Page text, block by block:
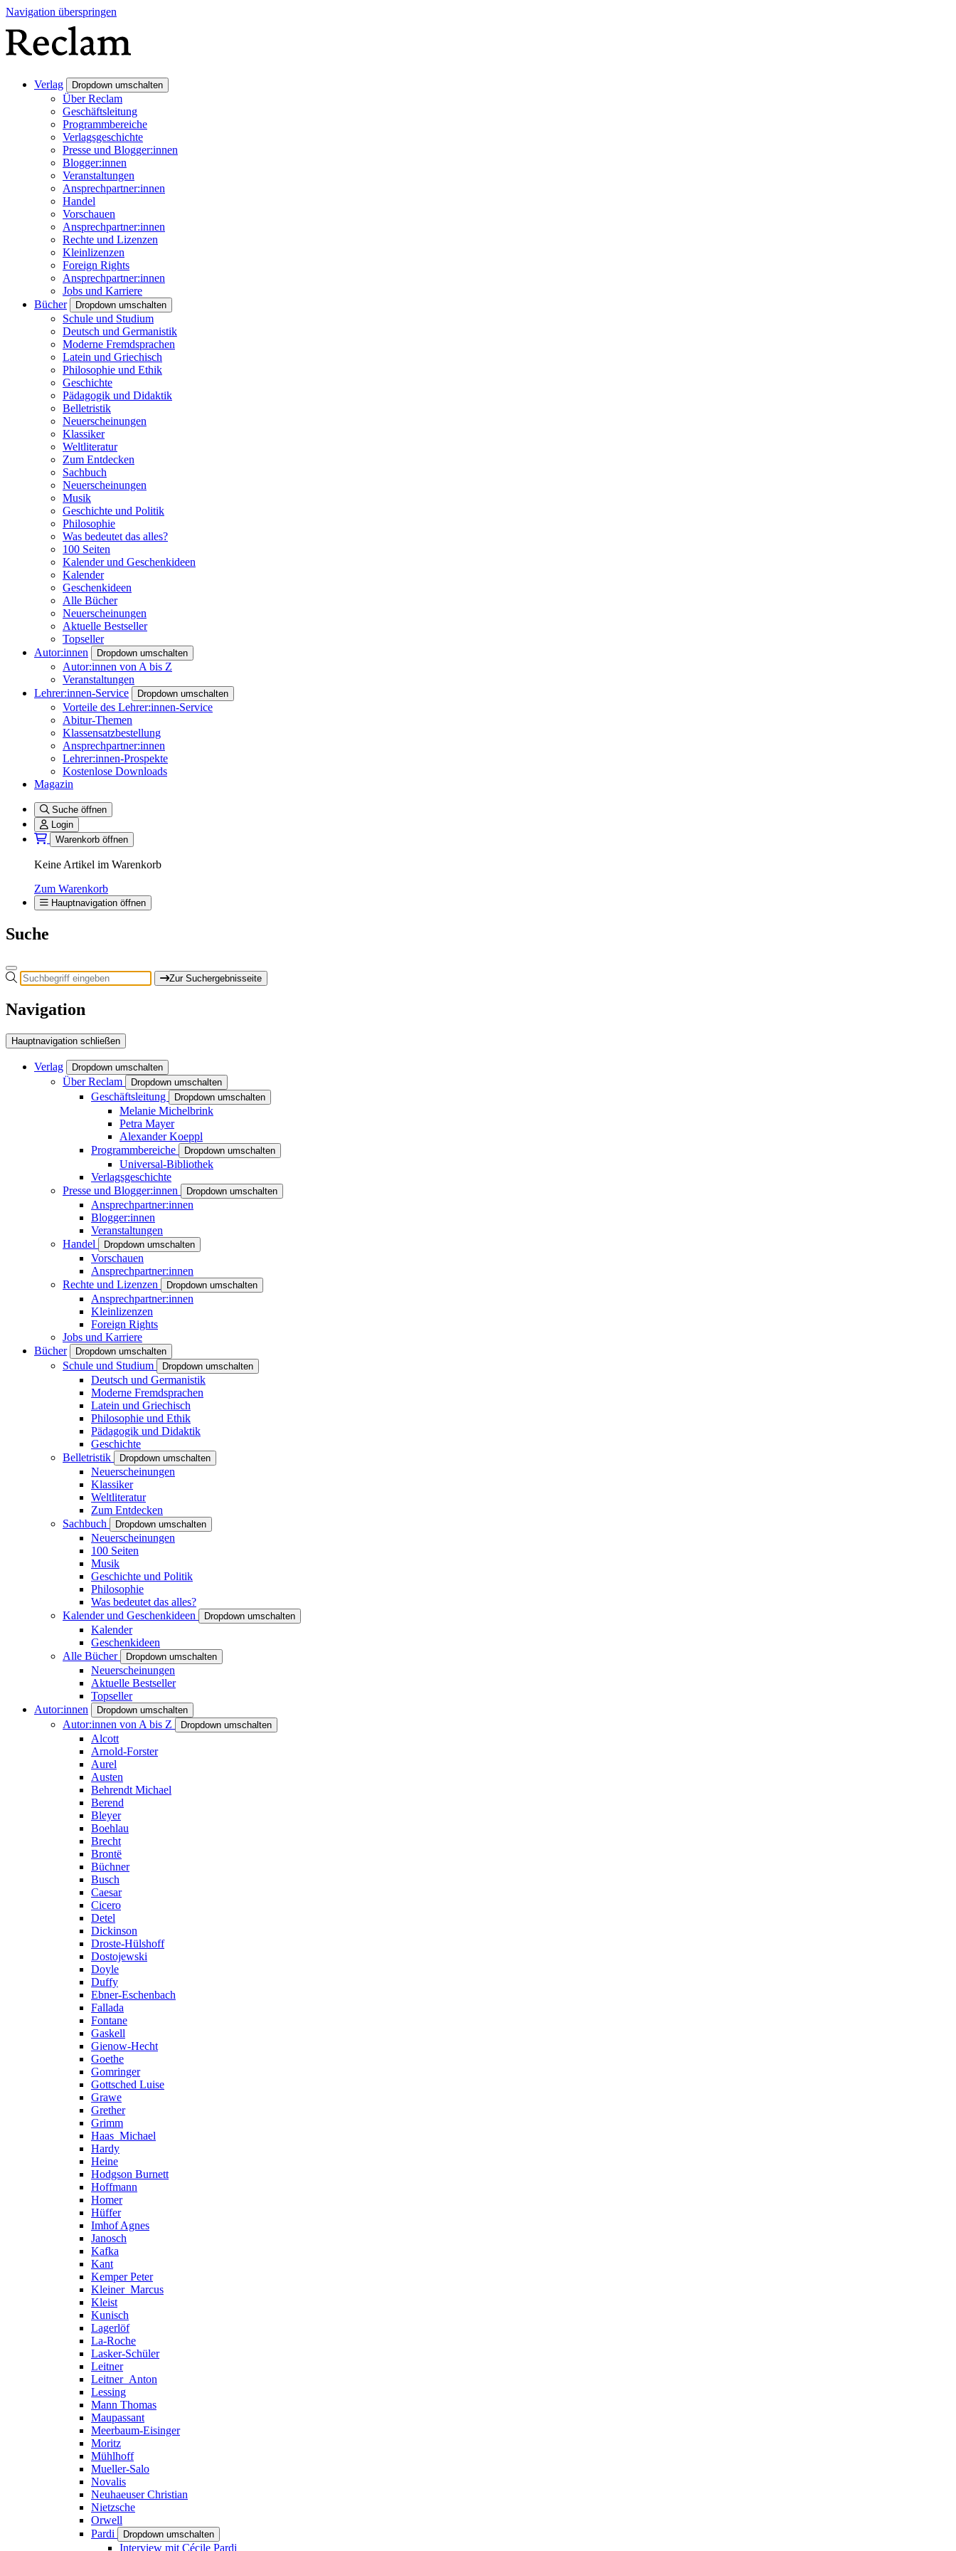
Navigation überspringen
Verlag Dropdown umschalten
Über Reclam
Geschäftsleitung
Programmbereiche
Verlagsgeschichte
Presse und Blogger:innen
Blogger:innen
Veranstaltungen
Ansprechpartner:innen
Handel
Vorschauen
Ansprechpartner:innen
Rechte und Lizenzen
Kleinlizenzen
Foreign Rights
Ansprechpartner:innen
Jobs und Karriere
Bücher
Dropdown umschalten
Schule und Studium
Deutsch und Germanistik
Moderne Fremdsprachen
Latein und Griechisch
Philosophie und Ethik
Geschichte
Pädagogik und Didaktik
Belletristik
Neuerscheinungen
Klassiker
Weltliteratur
Zum Entdecken
Sachbuch
Neuerscheinungen
Musik
Geschichte und Politik
Philosophie
Was bedeutet das alles?
100 Seiten
Kalender und Geschenkideen
Kalender
Geschenkideen
Alle Bücher
Neuerscheinungen
Aktuelle Bestseller
Topseller
Autor:innen
Dropdown umschalten
Autor:innen von A bis Z
Veranstaltungen
Lehrer:innen-Service
Dropdown umschalten
Vorteile des Lehrer:innen-Service
Abitur-Themen
Klassensatzbestellung
Ansprechpartner:innen
Lehrer:innen-Prospekte
Kostenlose Downloads
Magazin
Suche öffnen
Login
Warenkorb öffnen
Keine Artikel im Warenkorb
Zum Warenkorb
Hauptnavigation öffnen
Suche
Zur Suchergebnisseite
Navigation
Hauptnavigation schließen
Verlag Dropdown umschalten
Über Reclam Dropdown umschalten
Geschäftsleitung Dropdown umschalten
Melanie Michelbrink
Petra Mayer
Alexander Koeppl
Programmbereiche
Dropdown umschalten
Universal-Bibliothek
Verlagsgeschichte
Presse und Blogger:innen
Dropdown umschalten
Ansprechpartner:innen
Blogger:innen
Veranstaltungen
Handel
Dropdown umschalten
Vorschauen
Ansprechpartner:innen
Rechte und Lizenzen
Dropdown umschalten
Ansprechpartner:innen
Kleinlizenzen
Foreign Rights
Jobs und Karriere
Bücher
Dropdown umschalten
Schule und Studium Dropdown umschalten
Deutsch und Germanistik
Moderne Fremdsprachen
Latein und Griechisch
Philosophie und Ethik
Pädagogik und Didaktik
Geschichte
Belletristik
Dropdown umschalten
Neuerscheinungen
Klassiker
Weltliteratur
Zum Entdecken
Sachbuch
Dropdown umschalten
Neuerscheinungen
100 Seiten
Musik
Geschichte und Politik
Philosophie
Was bedeutet das alles?
Kalender und Geschenkideen
Dropdown umschalten
Kalender
Geschenkideen
Alle Bücher
Dropdown umschalten
Neuerscheinungen
Aktuelle Bestseller
Topseller
Autor:innen
Dropdown umschalten
Autor:innen von A bis Z Dropdown umschalten
Alcott
Arnold-Forster
Aurel
Austen
Behrendt Michael
Berend
Bleyer
Boehlau
Brecht
Brontë
Büchner
Busch
Caesar
Cicero
Detel
Dickinson
Droste-Hülshoff
Dostojewski
Doyle
Duffy
Ebner-Eschenbach
Fallada
Fontane
Gaskell
Gienow-Hecht
Goethe
Gomringer
Gottsched Luise
Grawe
Grether
Grimm
Haas_Michael
Hardy
Heine
Hodgson Burnett
Hoffmann
Homer
Hüffer
Imhof Agnes
Janosch
Kafka
Kant
Kemper Peter
Kleiner_Marcus
Kleist
Kunisch
Lagerlöf
La-Roche
Lasker-Schüler
Leitner
Leitner_Anton
Lessing
Mann Thomas
Maupassant
Meerbaum-Eisinger
Moritz
Mühlhoff
Mueller-Salo
Novalis
Neuhaeuser Christian
Nietzsche
Orwell
Pardi
Dropdown umschalten
Interview mit Cécile Pardi